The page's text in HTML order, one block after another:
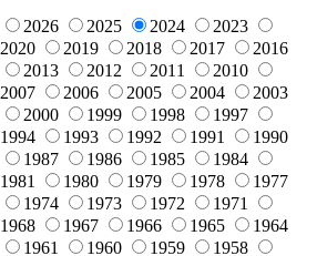
2026 2025 2024
2023
2020 2019 2018 2017
2016
2013 2012 2011
2010
2007 2006 2005 2004
2003
2000 1999 1998
1997
1994 1993 1992 1991
1990
1987 1986 1985
1984
1981 1980 1979 1978
1977
1974 1973 1972
1971
1968 1967 1966 1965
1964
1961 1960 1959
1958